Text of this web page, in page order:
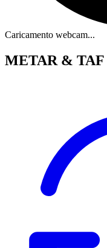
Caricamento webcam...
METAR & TAF